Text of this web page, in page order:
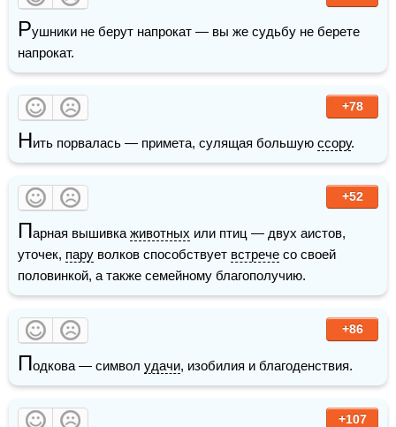
Рушники не берут напрокат — вы же судьбу не берете
напрокат.
+78
Нить порвалась — примета, сулящая большую ссору.
+52
Парная вышивка животных или птиц — двух аистов,
уточек, пару волков способствует встрече со своей
половинкой, а также семейному благополучию.
+86
Подкова — символ удачи, изобилия и благоденствия.
+107